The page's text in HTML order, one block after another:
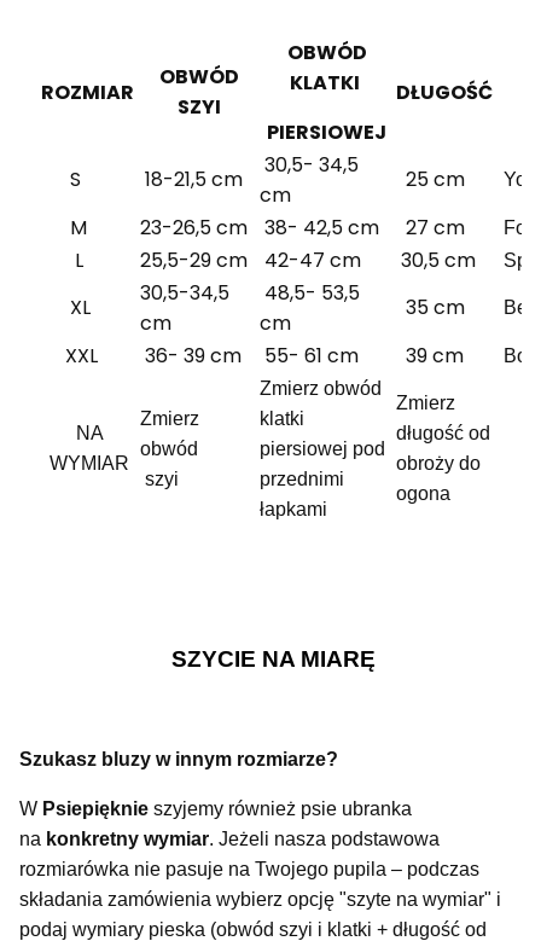
ROZMIAR
OBWÓD
SZYI
OBWÓD
KLATKI
PIERSIOWEJ
DŁUGOŚĆ
S 18-21,5 cm
30,5- 34,5
cm
25 cm
M 23-26,5 cm 38- 42,5 cm 27 cm Fox
L 25,5-29 cm 42-47 cm 30,5 cm
XL
30,5-34,5
cm
48,5- 53,5
cm
35 cm
XXL 36- 39 cm 55- 61 cm 39 cm
NA
WYMIAR
Zmierz
obwód
szyi
Zmierz obwód
klatki
piersiowej pod
przednimi
łapkami
Zmierz
długość od
obroży do
ogona
SZYCIE NA MIARĘ
Szukasz bluzy w innym rozmiarze?
W Psiepięknie szyjemy również psie ubranka
na konkretny wymiar. Jeżeli nasza podstawowa
rozmiarówka nie pasuje na Twojego pupila – podczas
składania zamówienia wybierz opcję "szyte na wymiar" i
podaj wymiary pieska (obwód szyi i klatki + długość od